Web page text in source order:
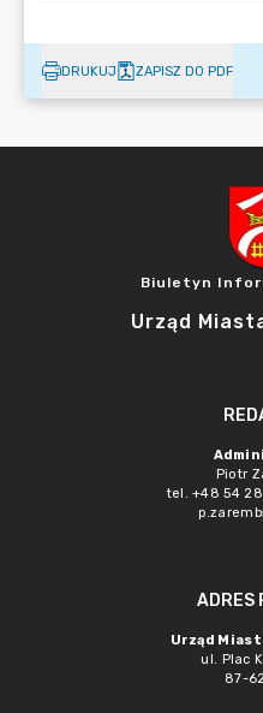
DRUKUJ ZAPISZ DO PDF
Biuletyn
Urząd
Piotr
tel. +48 54 28
ADRES
Urząd
ul. Plac
87-